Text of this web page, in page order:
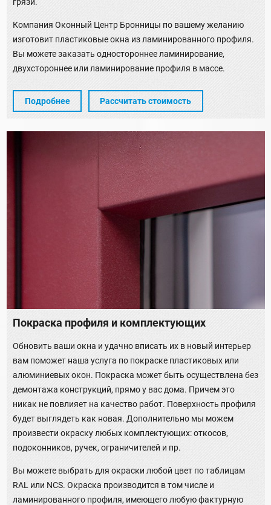
Компания Оконный Центр Бронницы по вашему желанию
изготовит пластиковые окна из ламинированного профиля.
Вы можете заказать одностороннее ламинирование,
двухстороннее или ламинирование профиля в массе.
Подробнее Рассчитать стоимость
Покраска профиля и комплектующих
Обновить ваши окна и удачно вписать их в новый интерьер
вам поможет наша услуга по покраске пластиковых или
алюминиевых окон. Покраска может быть осуществлена без
демонтажа конструкций, прямо у вас дома. Причем это
никак не повлияет на качество работ. Поверхность профиля
будет выглядеть как новая. Дополнительно мы можем
произвести окраску любых комплектующих: откосов,
подоконников, ручек, ограничителей и пр.
Вы можете выбрать для окраски любой цвет по таблицам
RAL или NCS. Окраска производится в том числе и
ламинированного профиля, имеющего любую фактурную